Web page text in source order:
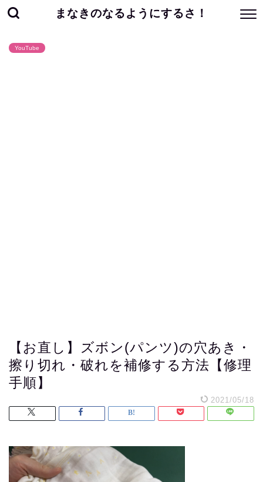
まなきのなるようにするさ！
YouTube
【お直し】ズボン(パンツ)の穴あき・
擦り切れ・破れを補修する方法【修理
手順】
2021/05/18